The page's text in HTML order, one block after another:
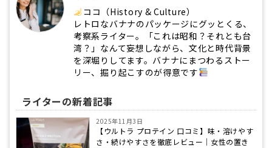
ココ（History & Culture）
レトロなバナナのパッケージにグッとくる、
考察系ライター。「これは昭和？それとも台
湾？」なんて妄想しながら、文化と時代背景
を深堀りしてます。バナナにまつわるストー
リー、掘り起こすのが得意です
ライターの新着記事
2025年11月3日
【ウルトラ プロテイン 口コミ】味・溶けやす
さ・続けやすさを徹底レビュー｜女性の置き